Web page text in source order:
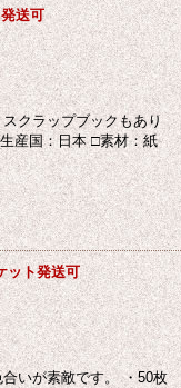
送可
クラップブックもあり
産国：日本 □素材：紙
ト発送可
いが素敵です。 ・50枚